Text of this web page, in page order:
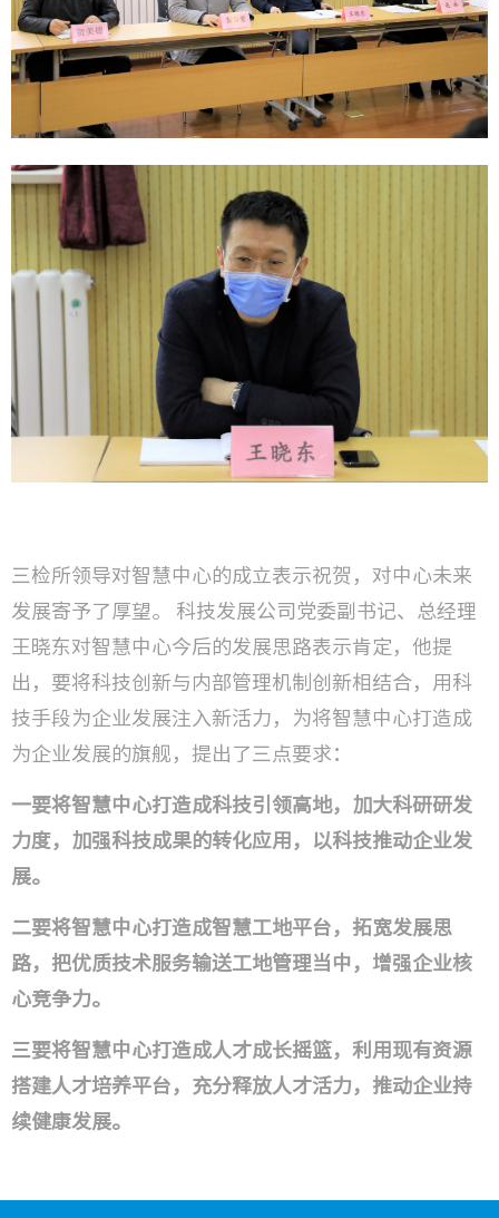
三检所领导对智慧中心的成立表示祝贺，对中心未来
发展寄予了厚望。 科技发展公司党委副书记、总经理
王晓东对智慧中心今后的发展思路表示肯定，他提
出，要将科技创新与内部管理机制创新相结合，用科
技手段为企业发展注入新活力，为将智慧中心打造成
为企业发展的旗舰，提出了三点要求：
一要将智慧中心打造成科技引领高地，加大科研研发
力度，加强科技成果的转化应用，以科技推动企业发
展。
二要将智慧中心打造成智慧工地平台，拓宽发展思
路，把优质技术服务输送工地管理当中，增强企业核
心竞争力。
三要将智慧中心打造成人才成长摇篮，利用现有资源
搭建人才培养平台，充分释放人才活力，推动企业持
续健康发展。